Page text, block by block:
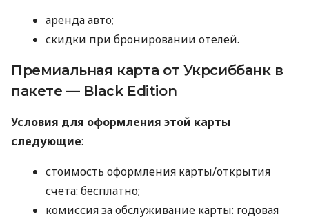
аренда авто;
скидки при бронировании отелей.
Премиальная карта от Укрсиббанк в
пакете — Black Edition
Условия для оформления этой карты
следующие:
стоимость оформления карты/открытия
счета: бесплатно;
комиссия за обслуживание карты: годовая